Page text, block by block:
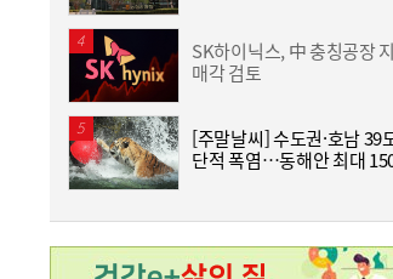
19:26
통신 3사, AIDC로 실적 개선…남은 과
‘수익성’
SK하이닉스, 中 충칭공장
매각 검토
[주말날씨] 수도권·호남 39
단적 폭염…동해안 최대